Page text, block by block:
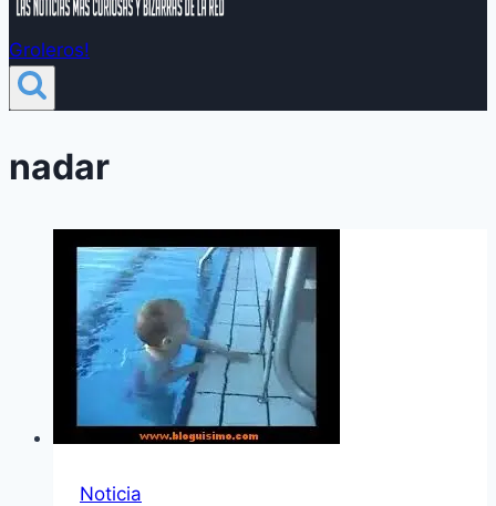
Groleros!
nadar
Noticia